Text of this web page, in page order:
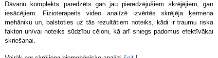
Dāvanu komplekts paredzēts gan jau pieredzējušiem skrējējiem, gan
iesācējiem. Fizioterapeits video analīzē izvērtēs skrējēja ķermeņa
mehāniku un, balstoties uz tās rezultātiem noteiks, kādi ir traumu riska
faktori un/vai noteiks sūdzību cēloni, kā arī sniegs padomus efektīvākai
skriešanai.